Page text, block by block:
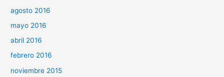
agosto 2016
mayo 2016
abril 2016
febrero 2016
noviembre 2015